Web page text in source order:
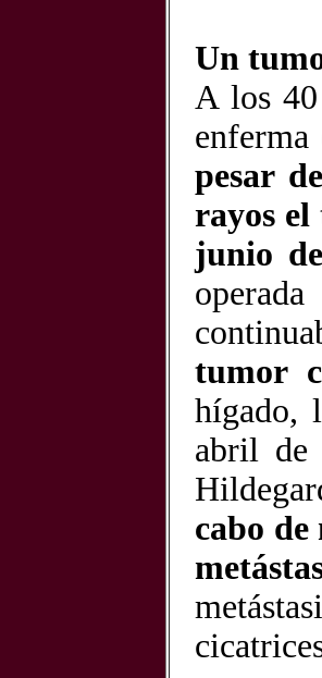
Un
A los 40
pesar
rayos
junio
tumor
hígado,
abril de
cabo de